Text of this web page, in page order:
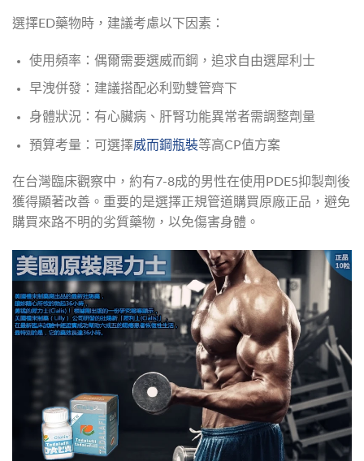
選擇ED藥物時，建議考慮以下因素：
使用頻率：偶爾需要選威而鋼，追求自由選犀利士
早洩併發：建議搭配必利勁雙管齊下
身體狀況：有心臟病、肝腎功能異常者需調整劑量
預算考量：可選擇威而鋼瓶裝等高CP值方案
在台灣臨床觀察中，約有7-8成的男性在使用PDE5抑製劑後
獲得顯著改善。重要的是選擇正規管道購買原廠正品，避免
購買來路不明的劣質藥物，以免傷害身體。